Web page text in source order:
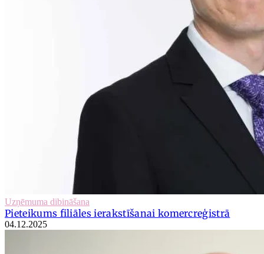
Uzņēmuma dibināšana
Pieteikums filiāles ierakstīšanai komercreģistrā
04.12.2025